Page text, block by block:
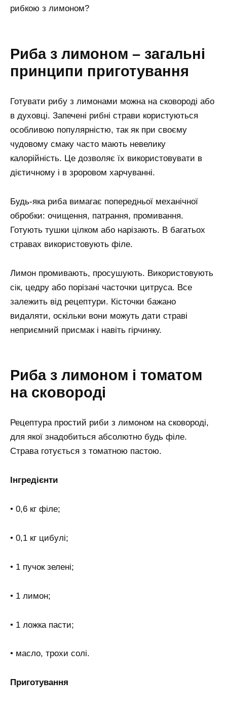
рибкою з лимоном?
Риба з лимоном – загальні
принципи приготування
Готувати рибу з лимонами можна на сковороді або
в духовці. Запечені рибні страви користуються
особливою популярністю, так як при своєму
чудовому смаку часто мають невелику
калорійність. Це дозволяє їх використовувати в
дієтичному і в зроровом харчуванні.
Будь-яка риба вимагає попередньої механічної
обробки: очищення, патрання, промивання.
Готують тушки цілком або нарізають. В багатьох
стравах використовують філе.
Лимон промивають, просушують. Використовують
сік, цедру або порізані часточки цитруса. Все
залежить від рецептури. Кісточки бажано
видаляти, оскільки вони можуть дати страві
неприємний присмак і навіть гірчинку.
Риба з лимоном і томатом
на сковороді
Рецептура простий риби з лимоном на сковороді,
для якої знадобиться абсолютно будь філе.
Страва готується з томатною пастою.
Інгредієнти
• 0,6 кг філе;
• 0,1 кг цибулі;
• 1 пучок зелені;
• 1 лимон;
• 1 ложка пасти;
• масло, трохи солі.
Приготування